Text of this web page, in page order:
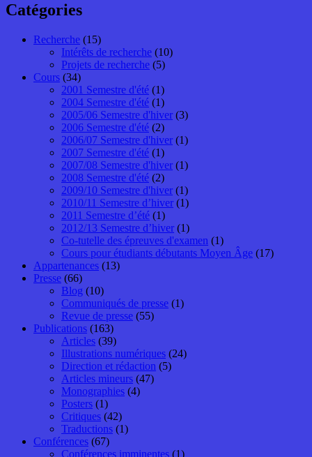
Catégories
Recherche (15)
Intérêts de recherche (10)
Projets de recherche (5)
Cours (34)
2001 Semestre d'été (1)
2004 Semestre d'été (1)
2005/06 Semestre d'hiver (3)
2006 Semestre d'été (2)
2006/07 Semestre d'hiver (1)
2007 Semestre d'été (1)
2007/08 Semestre d'hiver (1)
2008 Semestre d'été (2)
2009/10 Semestre d'hiver (1)
2010/11 Semestre d’hiver (1)
2011 Semestre d’été (1)
2012/13 Semestre d’hiver (1)
Co-tutelle des épreuves d'examen (1)
Cours pour étudiants débutants Moyen Âge (17)
Appartenances (13)
Presse (66)
Blog (10)
Communiqués de presse (1)
Revue de presse (55)
Publications (163)
Articles (39)
Illustrations numériques (24)
Direction et rédaction (5)
Articles mineurs (47)
Monographies (4)
Posters (1)
Critiques (42)
Traductions (1)
Conférences (67)
Conférences imminentes (1)